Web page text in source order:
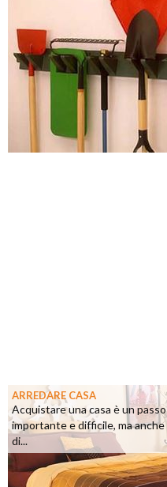
ARREDARE CASA
Acquistare una casa è un
importante e difficile, ma anche
di...